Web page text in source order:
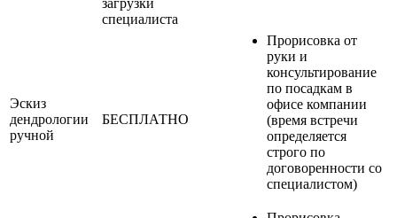
специалиста
Эскиз
дендрологии
ручной
БЕСПЛАТНО
Прорисовка от
руки и
консультирование
по посадкам в
офисе компании
(время встречи
определяется
строго по
договоренности со
специалистом)